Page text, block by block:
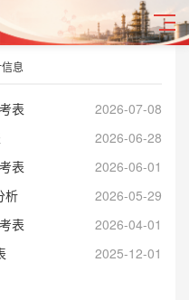
息
2026-07-08
表
2026-06-28
2026-06-01
表
2026-05-29
析
2026-04-01
表
2025-12-01